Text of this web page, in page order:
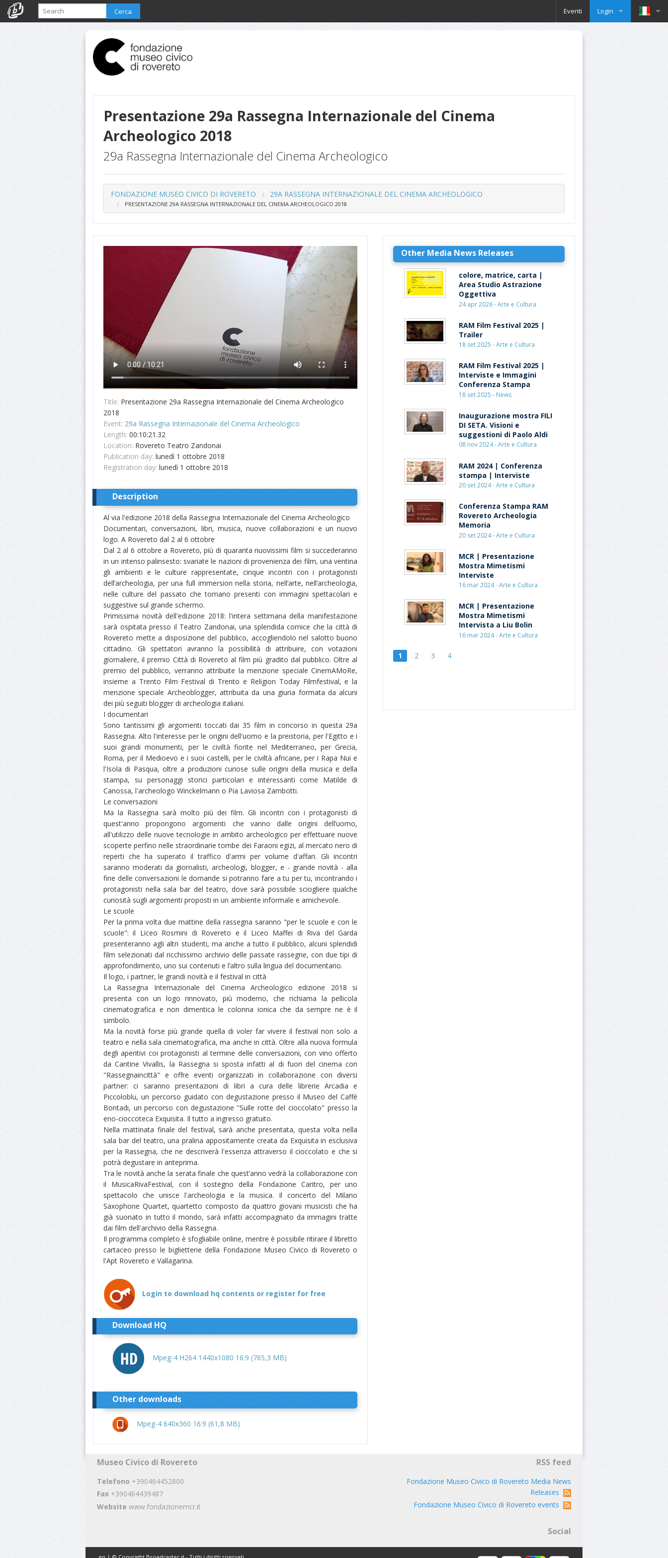
Cerca Eventi Login
Presentazione 29a Rassegna Internazionale del Cinema
Archeologico 2018
29a Rassegna Internazionale del Cinema Archeologico
FONDAZIONE MUSEO CIVICO DI ROVERETO 29A RASSEGNA INTERNAZIONALE DEL CINEMA ARCHEOLOGICO
PRESENTAZIONE 29A RASSEGNA INTERNAZIONALE DEL CINEMA ARCHEOLOGICO 2018
Title: Presentazione 29a Rassegna Internazionale del Cinema Archeologico
2018
Event: 29a Rassegna Internazionale del Cinema Archeologico
Length: 00:10:21.32
Location: Rovereto Teatro Zandonai
Publication day: lunedì 1 ottobre 2018
Registration day: lunedì 1 ottobre 2018
Description
Al via l'edizione 2018 della Rassegna Internazionale del Cinema Archeologico
Documentari, conversazioni, libri, musica, nuove collaborazioni e un nuovo
logo. A Rovereto dal 2 al 6 ottobre
Dal 2 al 6 ottobre a Rovereto, più di quaranta nuovissimi film si succederanno
in un intenso palinsesto: svariate le nazioni di provenienza dei film, una ventina
gli ambienti e le culture rappresentate, cinque incontri con i protagonisti
dell’archeologia, per una full immersion nella storia, nell’arte, nell’archeologia,
nelle culture del passato che tornano presenti con immagini spettacolari e
suggestive sul grande schermo.
Primissima novità dell'edizione 2018: l'intera settimana della manifestazione
sarà ospitata presso il Teatro Zandonai, una splendida cornice che la città di
Rovereto mette a disposizione del pubblico, accogliendolo nel salotto buono
cittadino. Gli spettatori avranno la possibilità di attribuire, con votazioni
giornaliere, il premio Città di Rovereto al film più gradito dal pubblico. Oltre al
premio del pubblico, verranno attribuite la menzione speciale CinemAMoRe,
insieme a Trento Film Festival di Trento e Religion Today Filmfestival, e la
menzione speciale Archeoblogger, attribuita da una giuria formata da alcuni
dei più seguiti blogger di archeologia italiani.
I documentari
Sono tantissimi gli argomenti toccati dai 35 film in concorso in questa 29a
Rassegna. Alto l'interesse per le origini dell'uomo e la preistoria, per l'Egitto e i
suoi grandi monumenti, per le civiltà fiorite nel Mediterraneo, per Grecia,
Roma, per il Medioevo e i suoi castelli, per le civiltà africane, per i Rapa Nui e
l'Isola di Pasqua, oltre a produzioni curiose sulle origini della musica e della
stampa, su personaggi storici particolari e interessanti come Matilde di
Canossa, l'archeologo Winckelmann o Pia Laviosa Zambotti.
Le conversazioni
Ma la Rassegna sarà molto più dei film. Gli incontri con i protagonisti di
quest'anno propongono argomenti che vanno dalle origini dell’uomo,
all'utilizzo delle nuove tecnologie in ambito archeologico per effettuare nuove
scoperte perfino nelle straordinarie tombe dei Faraoni egizi, al mercato nero di
reperti che ha superato il traffico d'armi per volume d'affari. Gli incontri
saranno moderati da giornalisti, archeologi, blogger, e - grande novità - alla
fine delle conversazioni le domande si potranno fare a tu per tu, incontrando i
protagonisti nella sala bar del teatro, dove sarà possibile sciogliere qualche
curiosità sugli argomenti proposti in un ambiente informale e amichevole.
Le scuole
Per la prima volta due mattine della rassegna saranno "per le scuole e con le
scuole": il Liceo Rosmini di Rovereto e il Liceo Maffei di Riva del Garda
presenteranno agli altri studenti, ma anche a tutto il pubblico, alcuni splendidi
film selezionati dal ricchissimo archivio delle passate rassegne, con due tipi di
approfondimento, uno sui contenuti e l’altro sulla lingua del documentario.
Il logo, i partner, le grandi novità e il festival in città
La Rassegna Internazionale del Cinema Archeologico edizione 2018 si
presenta con un logo rinnovato, più moderno, che richiama la pellicola
cinematografica e non dimentica le colonna ionica che da sempre ne è il
simbolo.
Ma la novità forse più grande quella di voler far vivere il festival non solo a
teatro e nella sala cinematografica, ma anche in città. Oltre alla nuova formula
degli aperitivi coi protagonisti al termine delle conversazioni, con vino offerto
da Cantine Vivallis, la Rassegna si sposta infatti al di fuori del cinema con
"Rassegnaincittà" e offre eventi organizzati in collaborazione con diversi
partner: ci saranno presentazioni di libri a cura delle librerie Arcadia e
Piccoloblu, un percorso guidato con degustazione presso il Museo del Caffé
Bontadi, un percorso con degustazione "Sulle rotte del cioccolato" presso la
eno-cioccoteca Exquisita. Il tutto a ingresso gratuito.
Nella mattinata finale del festival, sarà anche presentata, questa volta nella
sala bar del teatro, una pralina appositamente creata da Exquisita in esclusiva
per la Rassegna, che ne descriverà l'essenza attraverso il cioccolato e che si
potrà degustare in anteprima.
Tra le novità anche la serata finale che quest’anno vedrà la collaborazione con
il MusicaRivaFestival, con il sostegno della Fondazione Caritro, per uno
spettacolo che unisce l'archeologia e la musica. Il concerto del Milano
Saxophone Quartet, quartetto composto da quattro giovani musicisti che ha
già suonato in tutto il mondo, sarà infatti accompagnato da immagini tratte
dai film dell'archivio della Rassegna.
Il programma completo è sfogliabile online, mentre è possibile ritirare il libretto
cartaceo presso le biglietterie della Fondazione Museo Civico di Rovereto o
l'Apt Rovereto e Vallagarina.
Login to download hq contents or register for free
Download HQ
Mpeg-4 H264 1440x1080 16:9 (765,3 MB)
Other downloads
Mpeg-4 640x360 16:9 (61,8 MB)
Other Media News Releases
colore, matrice, carta |
Area Studio Astrazione
Oggettiva
24 apr 2026 - Arte e Cultura
RAM Film Festival 2025 |
Trailer
18 set 2025 - Arte e Cultura
RAM Film Festival 2025 |
Interviste e Immagini
Conferenza Stampa
18 set 2025 - News
Inaugurazione mostra FILI
DI SETA. Visioni e
suggestioni di Paolo Aldi
08 nov 2024 - Arte e Cultura
RAM 2024 | Conferenza
stampa | Interviste
20 set 2024 - Arte e Cultura
Conferenza Stampa RAM
Rovereto Archeologia
Memoria
20 set 2024 - Arte e Cultura
MCR | Presentazione
Mostra Mimetismi
Interviste
16 mar 2024 - Arte e Cultura
MCR | Presentazione
Mostra Mimetismi
Intervista a Liu Bolin
16 mar 2024 - Arte e Cultura
1 2 3 4
Museo Civico di Rovereto
Telefono +390464452800
Fax +390464439487
Website www.fondazionemcr.it
RSS feed
Fondazione Museo Civico di Rovereto Media News
Releases
Fondazione Museo Civico di Rovereto events
Social